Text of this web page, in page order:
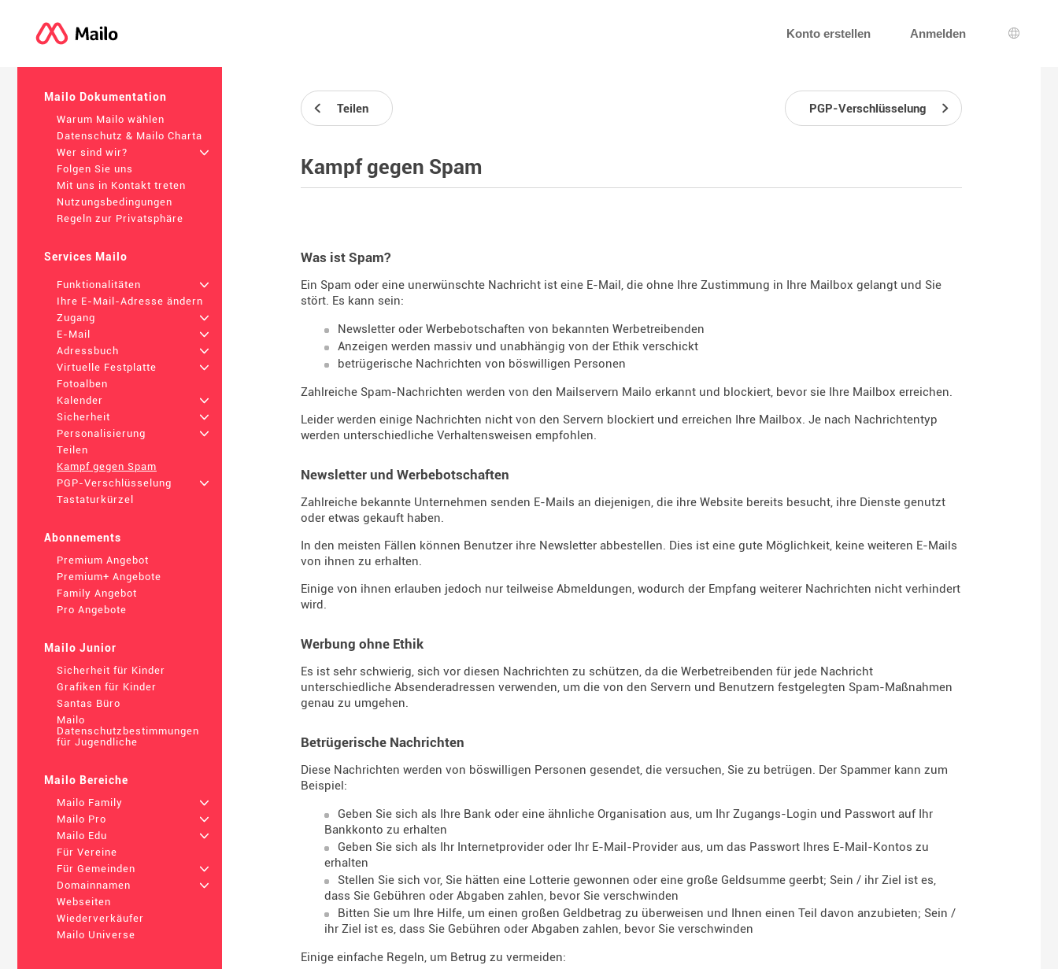
Konto erstellen Anmelden
Wahl
Mailo Dokumentation
Warum Mailo wählen
Datenschutz & Mailo Charta
Wer sind wir?
+
Folgen Sie uns
Mit uns in Kontakt treten
Nutzungsbedingungen
Regeln zur Privatsphäre
Services Mailo
Funktionalitäten
+
Ihre E-Mail-Adresse ändern
Zugang
+
E-Mail
+
Adressbuch
+
Virtuelle Festplatte
+
Fotoalben
Kalender
+
Sicherheit
+
Personalisierung
+
Teilen
Kampf gegen Spam
PGP-Verschlüsselung
+
Tastaturkürzel
Abonnements
Premium Angebot
Premium+ Angebote
Family Angebot
Pro Angebote
Mailo Junior
Sicherheit für Kinder
Grafiken für Kinder
Santas Büro
Mailo
Datenschutzbestimmungen
für Jugendliche
Mailo Bereiche
Mailo Family
+
Mailo Pro
+
Mailo Edu
+
Für Vereine
Für Gemeinden
+
Domainnamen
+
Webseiten
Wiederverkäufer
Mailo Universe
Teilen PGP-Verschlüsselung
Kampf gegen Spam
Was ist Spam?
Ein Spam oder eine unerwünschte Nachricht ist eine E-Mail, die ohne Ihre Zustimmung in Ihre Mailbox gelangt und Sie
stört. Es kann sein:
Newsletter oder Werbebotschaften von bekannten Werbetreibenden
Anzeigen werden massiv und unabhängig von der Ethik verschickt
betrügerische Nachrichten von böswilligen Personen
Zahlreiche Spam-Nachrichten werden von den Mailservern Mailo erkannt und blockiert, bevor sie Ihre Mailbox erreichen.
Leider werden einige Nachrichten nicht von den Servern blockiert und erreichen Ihre Mailbox. Je nach Nachrichtentyp
werden unterschiedliche Verhaltensweisen empfohlen.
Newsletter und Werbebotschaften
Zahlreiche bekannte Unternehmen senden E-Mails an diejenigen, die ihre Website bereits besucht, ihre Dienste genutzt
oder etwas gekauft haben.
In den meisten Fällen können Benutzer ihre Newsletter abbestellen. Dies ist eine gute Möglichkeit, keine weiteren E-Mails
von ihnen zu erhalten.
Einige von ihnen erlauben jedoch nur teilweise Abmeldungen, wodurch der Empfang weiterer Nachrichten nicht verhindert
wird.
Werbung ohne Ethik
Es ist sehr schwierig, sich vor diesen Nachrichten zu schützen, da die Werbetreibenden für jede Nachricht
unterschiedliche Absenderadressen verwenden, um die von den Servern und Benutzern festgelegten Spam-Maßnahmen
genau zu umgehen.
Betrügerische Nachrichten
Diese Nachrichten werden von böswilligen Personen gesendet, die versuchen, Sie zu betrügen. Der Spammer kann zum
Beispiel:
Geben Sie sich als Ihre Bank oder eine ähnliche Organisation aus, um Ihr Zugangs-Login und Passwort auf Ihr
Bankkonto zu erhalten
Geben Sie sich als Ihr Internetprovider oder Ihr E-Mail-Provider aus, um das Passwort Ihres E-Mail-Kontos zu
erhalten
Stellen Sie sich vor, Sie hätten eine Lotterie gewonnen oder eine große Geldsumme geerbt; Sein / ihr Ziel ist es,
dass Sie Gebühren oder Abgaben zahlen, bevor Sie verschwinden
Bitten Sie um Ihre Hilfe, um einen großen Geldbetrag zu überweisen und Ihnen einen Teil davon anzubieten; Sein /
ihr Ziel ist es, dass Sie Gebühren oder Abgaben zahlen, bevor Sie verschwinden
Einige einfache Regeln, um Betrug zu vermeiden: